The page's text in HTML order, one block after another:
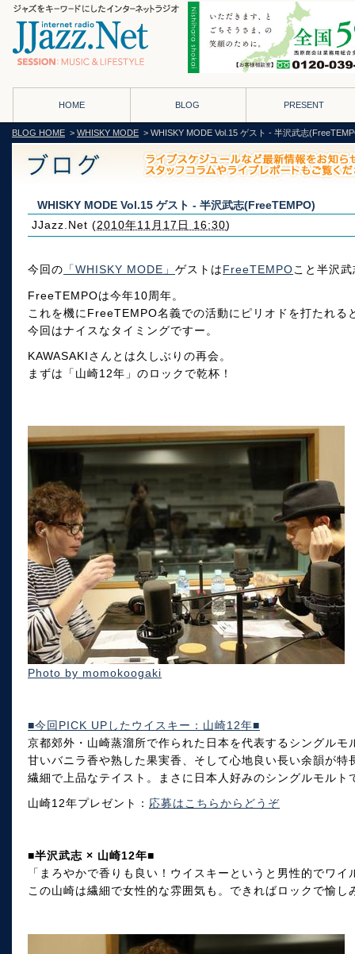
HOME BLOG PRESENT
BLOG HOME > WHISKY MODE > WHISKY MODE Vol.15 ゲスト - 半沢武志
WHISKY MODE Vol.15 ゲスト - 半沢武志(FreeTEMPO)
JJazz.Net (2010年11月17日 16:30)
今回の 「WHISKY MODE」 ゲストはFreeTEMPOこと半沢
FreeTEMPOは今年10周年。
これを機にFreeTEMPO名義での活動にピリオドを打たれる
今回はナイスなタイミングですー。
KAWASAKIさんとは久しぶりの再会。
まずは「山崎12年」のロックで乾杯！
Photo by momokoogaki
■今回PICK UPしたウイスキー：山崎12年■
京都郊外・山崎蒸溜所で作られた日本を代表するシングルモ
甘いバニラ香や熟した果実香、そして心地良い長い余韻が特
繊細で上品なテイスト。まさに日本人好みのシングルモルト
山崎12年プレゼント： 応募はこちらからどうぞ
■半沢武志 × 山崎12年■
「まろやかで香りも良い！ウイスキーというと男性的でワ
この山崎は繊細で女性的な雰囲気も。できればロックで愉